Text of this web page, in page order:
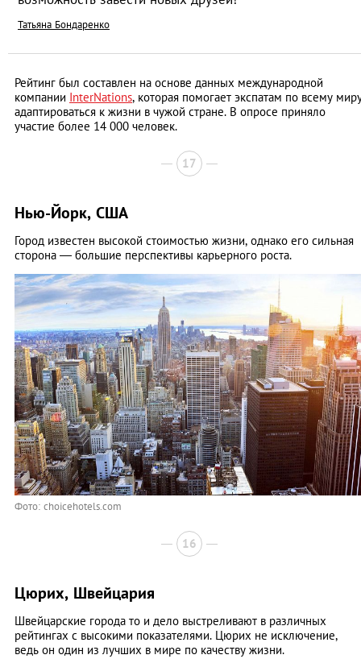
Татьяна Бондаренко
Рейтинг был составлен на основе данных международной
компании InterNations, которая помогает экспатам по всему
адаптироваться к жизни в чужой стране. В опросе приняло
участие более 14 000 человек.
17
Нью-Йорк, США
Город известен высокой стоимостью жизни, однако его сильная
сторона — большие перспективы карьерного роста.
Фото: choicehotels.com
16
Цюрих, Швейцария
Швейцарские города то и дело выстреливают в различных
рейтингах с высокими показателями. Цюрих не исключение,
ведь он один из лучших в мире по качеству жизни.